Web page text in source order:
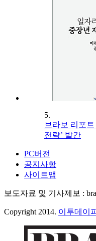
5.
브라보 리포트
전략’ 발간
PC버전
공지사항
사이트맵
보도자료 및 기사제보 :
Copyright 2014. 이투데이